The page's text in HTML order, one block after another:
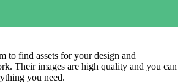
to find assets for your design and
Their images are high quality and you can
you need.